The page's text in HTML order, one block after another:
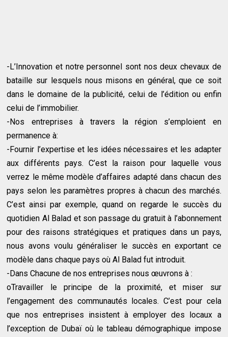
-L’Innovation et notre personnel sont nos deux chevaux de
bataille sur lesquels nous misons en général, que ce soit
dans le domaine de la publicité, celui de l’édition ou enfin
celui de l’immobilier.
-Nos entreprises à travers la région s’emploient en
permanence à:
-Fournir l’expertise et les idées nécessaires et les adapter
aux différents pays. C’est la raison pour laquelle vous
verrez le même modèle d’affaires adapté dans chacun des
pays selon les paramètres propres à chacun des marchés.
C’est ainsi par exemple, quand on regarde le succès du
quotidien Al Balad et son passage du gratuit à l’abonnement
pour des raisons stratégiques et pratiques dans un pays,
nous avons voulu généraliser le succès en exportant ce
modèle dans chaque pays où Al Balad fut introduit.
-Dans Chacune de nos entreprises nous œuvrons à :
oTravailler le principe de la proximité, et miser sur
l’engagement des communautés locales. C’est pour cela
que nos entreprises insistent à employer des locaux a
l’exception de Dubaï où le tableau démographique impose